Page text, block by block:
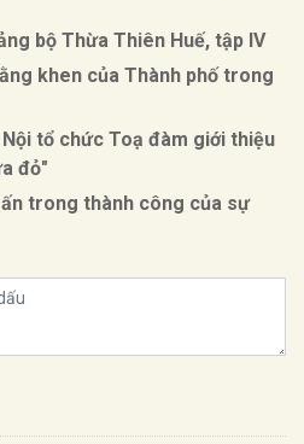
bộ Thừa Thiên Huế, tập IV
khen của Thành phố trong
Nội tổ chức Toạ đàm giới thiệu
đỏ"
trong thành công của sự